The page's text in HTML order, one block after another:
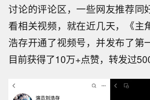
讨论的评论区，一些网友推荐同
看相关视频，就在近几天，《主
浩存开通了视频号，并发布了第
目前获得了10万+点赞，转发过